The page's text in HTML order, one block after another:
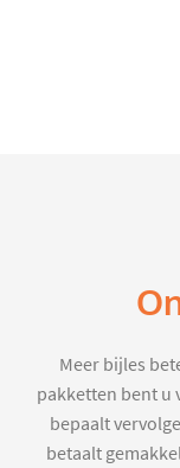
Meer bijles
pakketten bent u
bepaalt
betaalt